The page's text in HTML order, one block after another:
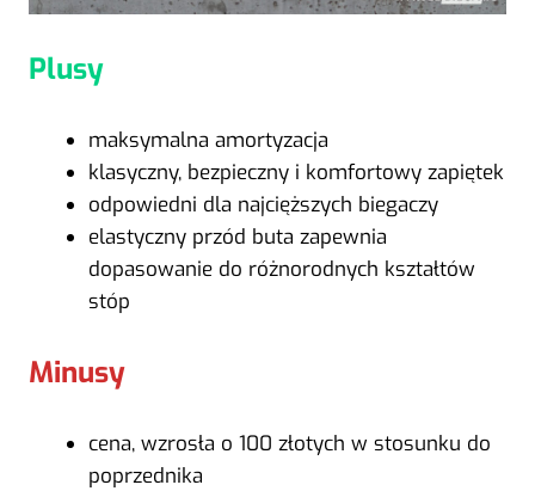
Plusy
maksymalna amortyzacja
klasyczny, bezpieczny i komfortowy zapiętek
odpowiedni dla najcięższych biegaczy
elastyczny przód buta zapewnia
dopasowanie do różnorodnych kształtów
stóp
Minusy
cena, wzrosła o 100 złotych w stosunku do
poprzednika